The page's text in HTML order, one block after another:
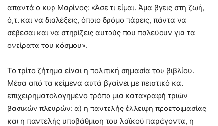
απαντά ο κυρ Μαρίνος: «Άσε τι είμαι. Άμα βγεις στη ζωή,
ό,τι και να διαλέξεις, όποιο δρόμο πάρεις, πάντα να
σέβεσαι και να στηρίζεις αυτούς που παλεύουν για τα
ονείρατα του κόσμου».
Το τρίτο ζήτημα είναι η πολιτική σημασία του βιβλίου.
Μέσα από τα κείμενα αυτά βγαίνει με πειστικό και
επιχειρηματολογημένο τρόπο μια καταγραφή τριών
βασικών πλευρών: α) η παντελής έλλειψη προετοιμασίας
και η παντελής υποβάθμιση του λαϊκού παράγοντα, η